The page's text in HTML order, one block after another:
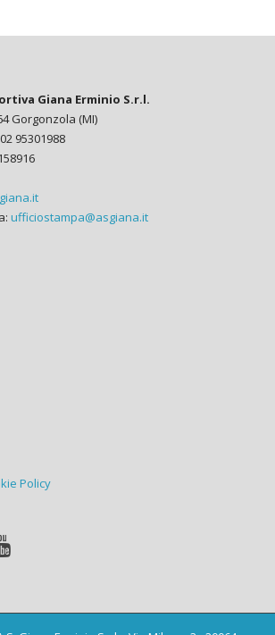
Giana Erminio S.r.l.
Gorgonzola (MI)
95301988
ufficiostampa@asgiana.it
Policy